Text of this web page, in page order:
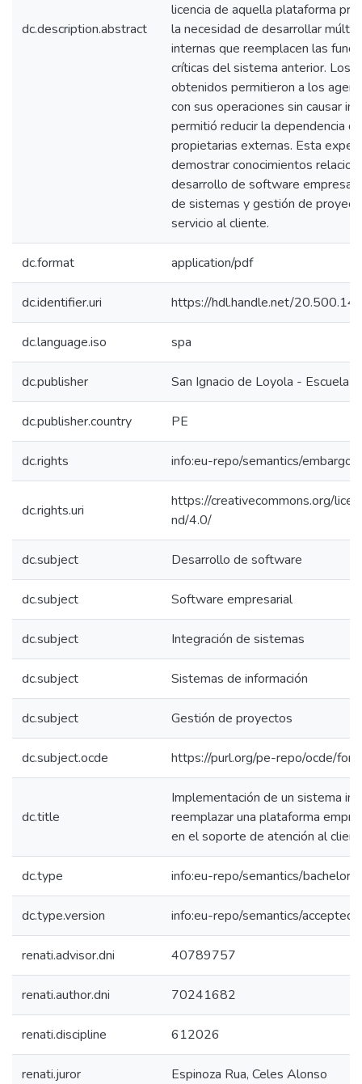
dc.description.abstract
licencia de aquella plataforma
la necesidad de desarrollar
internas que reemplacen las
críticas del sistema anterior. Los
obtenidos permitieron a los
con sus operaciones sin causar
permitió reducir la dependencia
propietarias externas. Esta
demostrar conocimientos
desarrollo de software
de sistemas y gestión de
servicio al cliente.
dc.format application/pdf
dc.identifier.uri https://hdl.handle.net/
dc.language.iso spa
dc.publisher San Ignacio de Loyola - Escuela
dc.publisher.country PE
dc.rights info:eu-repo/semantics/
dc.rights.uri
https://creativecommons.org/
nd/4.0/
dc.subject Desarrollo de software
dc.subject Software empresarial
dc.subject Integración de sistemas
dc.subject Sistemas de información
dc.subject Gestión de proyectos
dc.subject.ocde https://purl.org/pe-repo/ocde/
dc.title
Implementación de un sistema
reemplazar una plataforma
en el soporte de atención al
dc.type info:eu-repo/semantics/
dc.type.version info:eu-repo/semantics/
renati.advisor.dni 40789757
renati.author.dni 70241682
renati.discipline 612026
renati.juror Espinoza Rua, Celes Alonso